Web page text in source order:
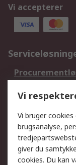
Vi accepterer
DesignSpark
Dit lokale
Support
Få hjælp
Vi
Vi bruger
brugsanalyse,
giver du
cookies. Du kan